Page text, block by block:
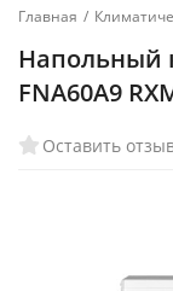
Главная /
Напольный
FNA60A9
Оставить